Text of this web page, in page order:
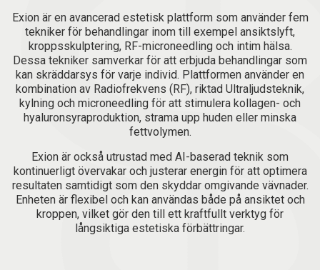
Exion är en avancerad estetisk plattform som använder fem
tekniker för behandlingar inom till exempel ansiktslyft,
kroppsskulptering, RF-microneedling och intim hälsa.
Dessa tekniker samverkar för att erbjuda behandlingar som
kan skräddarsys för varje individ. Plattformen använder en
kombination av Radiofrekvens (RF), riktad Ultraljudsteknik,
kylning och microneedling för att stimulera kollagen- och
hyaluronsyraproduktion, strama upp huden eller minska
fettvolymen.
Exion är också utrustad med AI-baserad teknik som
kontinuerligt övervakar och justerar energin för att optimera
resultaten samtidigt som den skyddar omgivande vävnader.
Enheten är flexibel och kan användas både på ansiktet och
kroppen, vilket gör den till ett kraftfullt verktyg för
långsiktiga estetiska förbättringar.